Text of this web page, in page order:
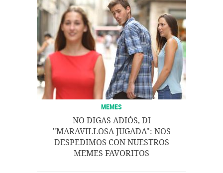
MEMES
NO DIGAS ADIÓS, DI
"MARAVILLOSA JUGADA": NOS
DESPEDIMOS CON NUESTROS
MEMES FAVORITOS